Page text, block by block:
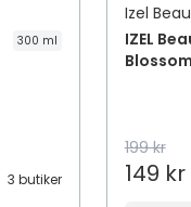
300 ml
3 butiker
Izel
IZEL
199 kr
149 kr